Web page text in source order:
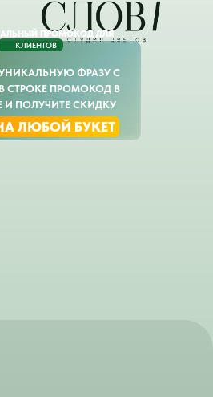
ПРОМОКОД ДЛЯ
УНИКАЛЬНУЮ ФРАЗУ С
СТРОКЕ ПРОМОКОД В
И ПОЛУЧИТЕ СКИДКУ
ЛЮБОЙ БУКЕТ
КЛИЕНТОВ